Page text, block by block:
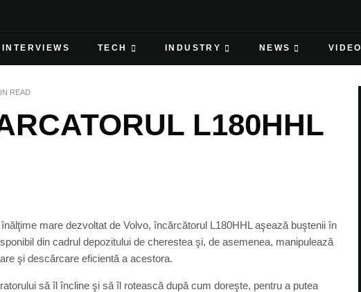
INTERVIEWS TECH INDUSTRY NEWS VIDEO
READ
L180HHL
mare dezvoltat de Volvo, încărcătorul L180HHL aşează buştenii în
din cadrul depozitului de cherestea şi, de asemenea, manipulează
şi descărcare eficientă a acestora.
să îl încline şi să îl rotească după cum doreşte, pentru a putea